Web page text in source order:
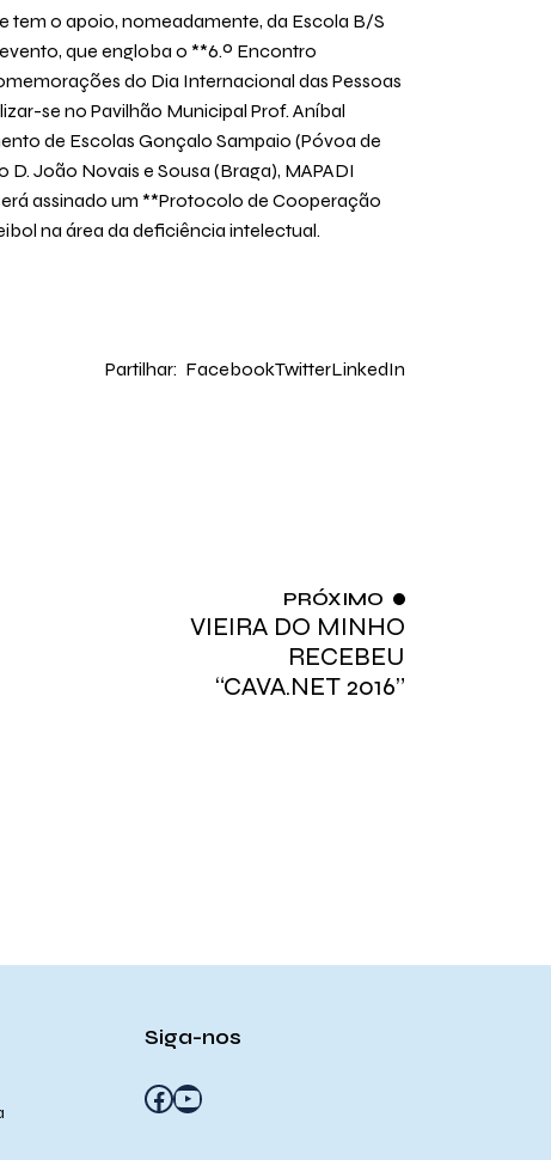
tem o apoio, nomeadamente, da Escola B/S
que engloba o **6.º Encontro
do Dia Internacional das Pessoas
se no Pavilhão Municipal Prof. Aníbal
de Escolas Gonçalo Sampaio (Póvoa de
João Novais e Sousa (Braga), MAPADI
assinado um **Protocolo de Cooperação
na área da deficiência intelectual.
Partilhar: FacebookTwitterLinkedIn
PRÓXIMO
VIEIRA DO MINHO
RECEBEU
“CAVA.NET 2016”
Siga-nos
Facebook
YouTube